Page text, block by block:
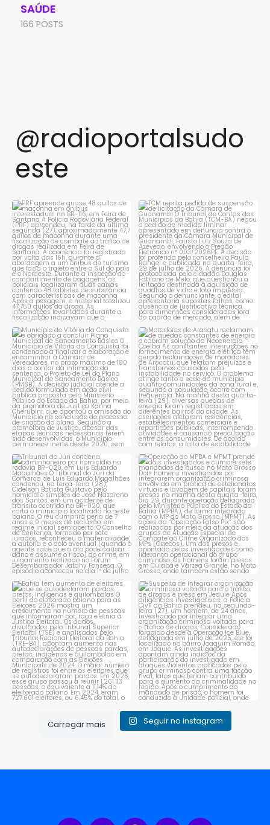
SAÚDE
166 POSTS
@radioportalsudo
este
PRF apreende quase 48 quilos
de maconha em ônibus...
1 0
TCM rejeita pedido de
suspensão de licitação da...
1 0
Município de Vitória da
Conquista é obrigado a...
1 0
Moradores de Aracatu
reclamam de quedas
constantes ...
1 0
Tribunal do Júri condena
caminhoneiro por...
1 0
Operação do MPBA e MPMT
prende dois investigados e...
1 0
Bahia tem aumento de eleitores
que se autodeclaram...
1 0
Suspeito de integrar
organização criminosa
voltada...
1 0
Carregar mais Seguir no instagram